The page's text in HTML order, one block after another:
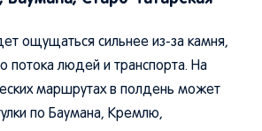
ощущаться сильнее из-за камня,
потока людей и транспорта. На
маршрутах в полдень может
по Баумана, Кремлю,